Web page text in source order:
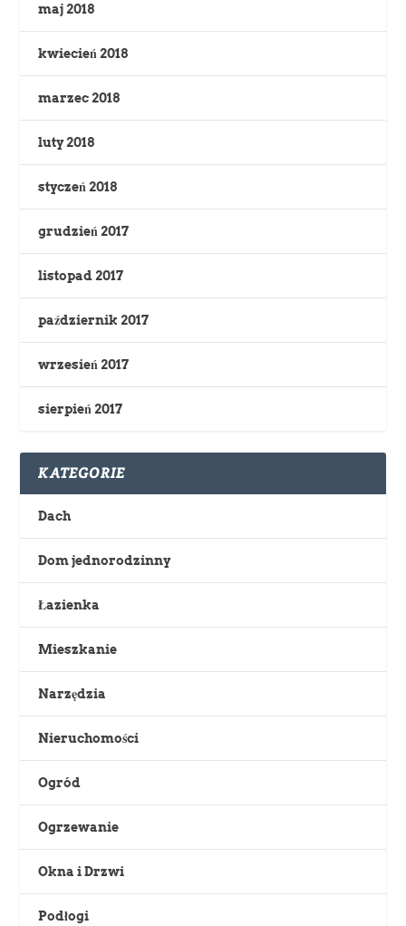
maj 2018
kwiecień 2018
marzec 2018
luty 2018
styczeń 2018
grudzień 2017
listopad 2017
październik 2017
wrzesień 2017
sierpień 2017
KATEGORIE
Dach
Dom jednorodzinny
Łazienka
Mieszkanie
Narzędzia
Nieruchomości
Ogród
Ogrzewanie
Okna i Drzwi
Podłogi